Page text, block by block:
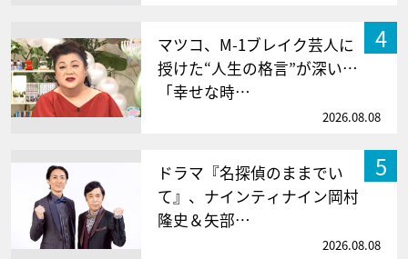
4
マツコ、M-1ブレイク芸人に
授けた“人生の格言”が深い…
「幸せな時…
2026.08.08
5
ドラマ『名探偵のままでい
て』、ナインティナイン岡村
隆史＆矢部…
2026.08.08